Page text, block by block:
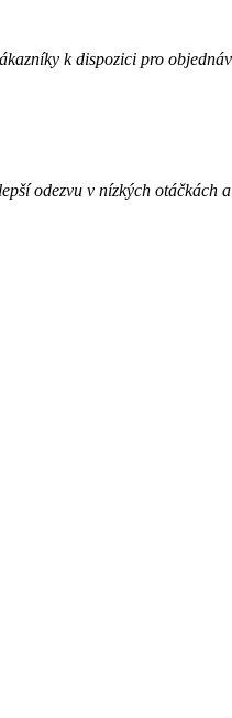
k dispozici pro
odezvu v nízkých otáčkách